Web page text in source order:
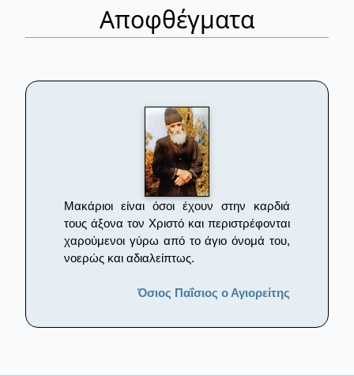
Αποφθέγματα
Μακάριοι είναι όσοι έχουν στην καρδιά
τους άξονα τον Χριστό και περιστρέφονται
χαρούμενοι γύρω από το άγιο όνομά του,
νοερώς και αδιαλείπτως.
Όσιος Παΐσιος ο Αγιορείτης